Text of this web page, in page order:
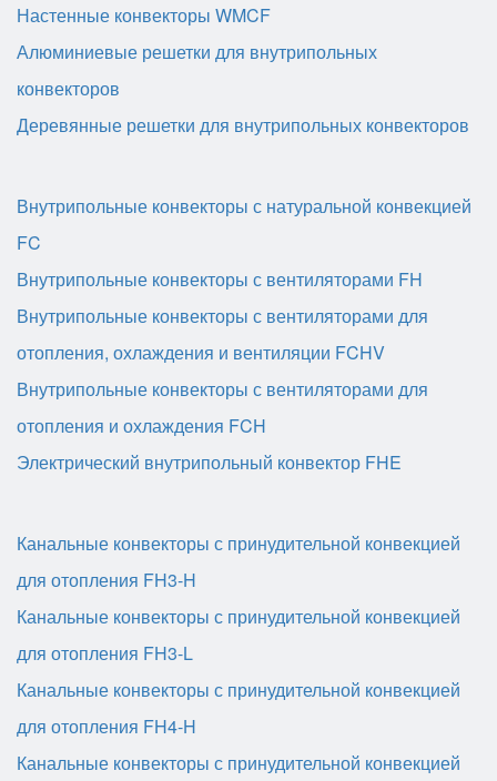
Настенные конвекторы WMCF
Алюминиевые решетки для внутрипольных
конвекторов
Деревянные решетки для внутрипольных конвекторов
Внутрипольные конвекторы с натуральной конвекцией
FC
Внутрипольные конвекторы с вентиляторами FH
Внутрипольные конвекторы с вентиляторами для
отопления, охлаждения и вентиляции FCHV
Внутрипольные конвекторы с вентиляторами для
отопления и охлаждения FCH
Электрический внутрипольный конвектор FHE
Канальные конвекторы с принудительной конвекцией
для отопления FH3-H
Канальные конвекторы с принудительной конвекцией
для отопления FH3-L
Канальные конвекторы с принудительной конвекцией
для отопления FH4-H
Канальные конвекторы с принудительной конвекцией